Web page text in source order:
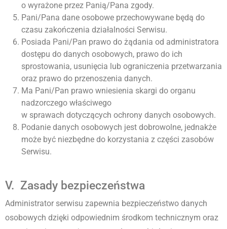
o wyrażone przez Panią/Pana zgody.
Pani/Pana dane osobowe przechowywane będą do
czasu zakończenia działalności Serwisu.
Posiada Pani/Pan prawo do żądania od administratora
dostępu do danych osobowych, prawo do ich
sprostowania, usunięcia lub ograniczenia przetwarzania
oraz prawo do przenoszenia danych.
Ma Pani/Pan prawo wniesienia skargi do organu
nadzorczego właściwego
w sprawach dotyczących ochrony danych osobowych.
Podanie danych osobowych jest dobrowolne, jednakże
może być niezbędne do korzystania z części zasobów
Serwisu.
V. Zasady bezpieczeństwa
Administrator serwisu zapewnia bezpieczeństwo danych
osobowych dzięki odpowiednim środkom technicznym oraz